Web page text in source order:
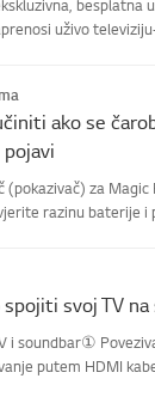
besplatna
uživo
ako se
(pokazivač) za
razinu baterije i
spojiti svoj TV
i soundbar①
putem HDMI